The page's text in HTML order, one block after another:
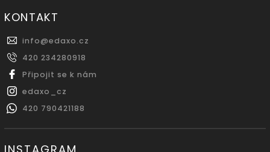
KONTAKT
info@edaxo.cz
420 234280918
Připojit se k nám
edaxo_cz
420 790421188